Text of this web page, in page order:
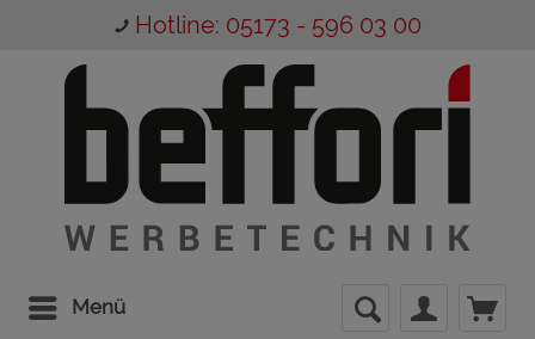
Hotline: 05173 - 596 03 00
Menü